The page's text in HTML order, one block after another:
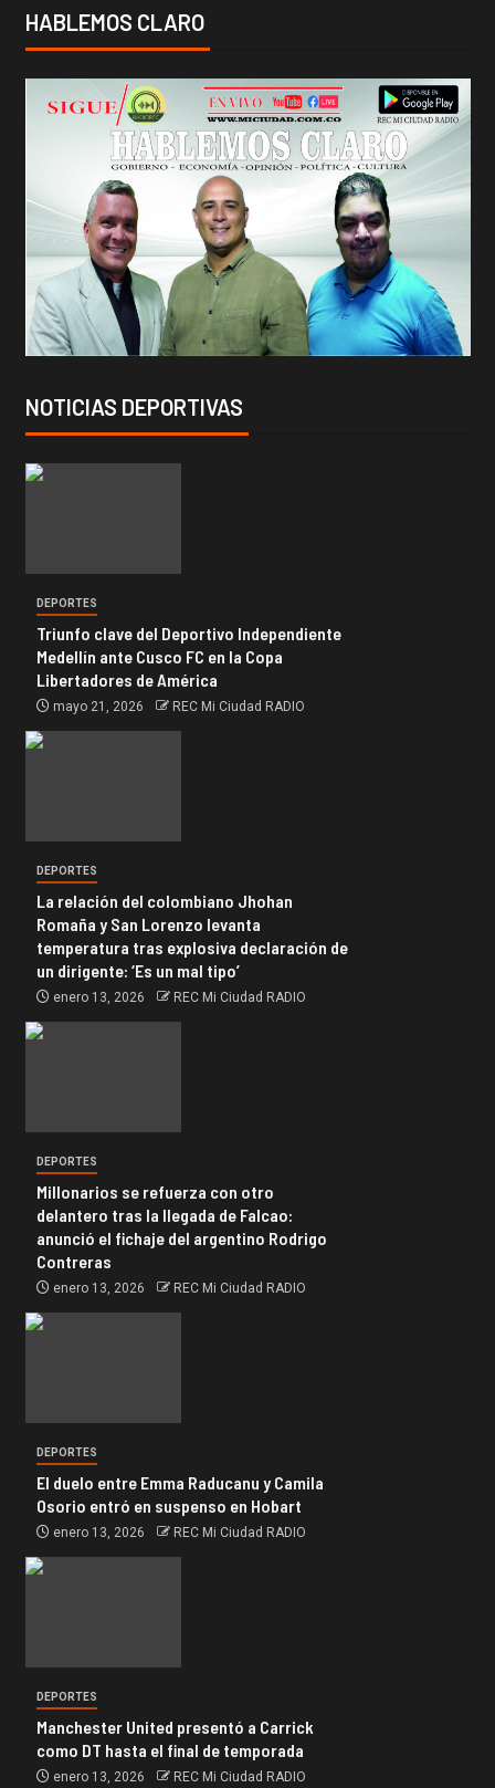
HABLEMOS CLARO
NOTICIAS DEPORTIVAS
DEPORTES
Triunfo clave del Deportivo Independiente
Medellín ante Cusco FC en la Copa
Libertadores de América
mayo 21, 2026 REC Mi Ciudad RADIO
DEPORTES
La relación del colombiano Jhohan
Romaña y San Lorenzo levanta
temperatura tras explosiva declaración de
un dirigente: ‘Es un mal tipo’
enero 13, 2026 REC Mi Ciudad RADIO
DEPORTES
Millonarios se refuerza con otro
delantero tras la llegada de Falcao:
anunció el fichaje del argentino Rodrigo
Contreras
enero 13, 2026 REC Mi Ciudad RADIO
DEPORTES
El duelo entre Emma Raducanu y Camila
Osorio entró en suspenso en Hobart
enero 13, 2026 REC Mi Ciudad RADIO
DEPORTES
Manchester United presentó a Carrick
como DT hasta el final de temporada
enero 13, 2026 REC Mi Ciudad RADIO